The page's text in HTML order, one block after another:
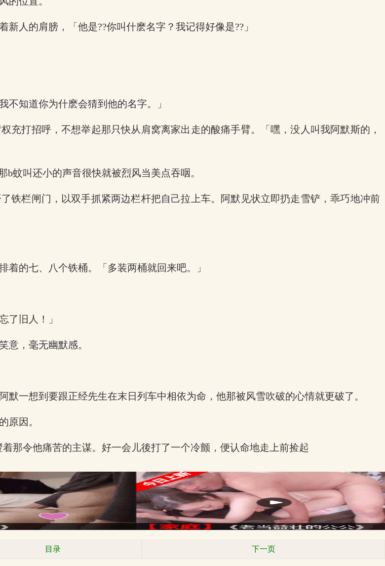
人的肩膀，「他是??你叫什麽名字？我记得好像是??」
知道你为什麽会猜到他的名字。」
充打招呼，不想举起那只快从肩窝离家出走的酸痛手臂。「嘿，没人叫我阿默斯的，
b蚊叫还小的声音很快就被烈风当美点吞咽。
铁栏闸门，以双手抓紧两边栏杆把自己拉上车。阿默见状立即扔走雪铲，乖巧地冲前
的七、八个铁桶。「多装两桶就回来吧。」
了旧人！」
意，毫无幽默感。
一想到要跟正经先生在末日列车中相依为命，他那被风雪吹破的心情就更破了。
原因。
那令他痛苦的主谋。好一会儿後打了一个冷颤，便认命地走上前捡起
目录 下一页